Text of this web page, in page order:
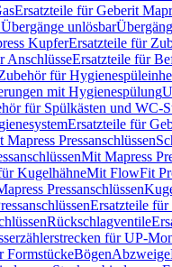
Ersatzteile für Geberit
unlösbar
KupferErsatzteile für
AnschlüsseErsatzteile für
für
mit Hygienespülung
für Spülkästen und WC-
Ersatzteile für
Mapress Pressanschlüssen
Mit Mapress
KugelhähneMit FlowFit
Pressanschlüssen
Ersatzteile für
Rückschlagventile
für UP-
FormstückeBögenAbzweige